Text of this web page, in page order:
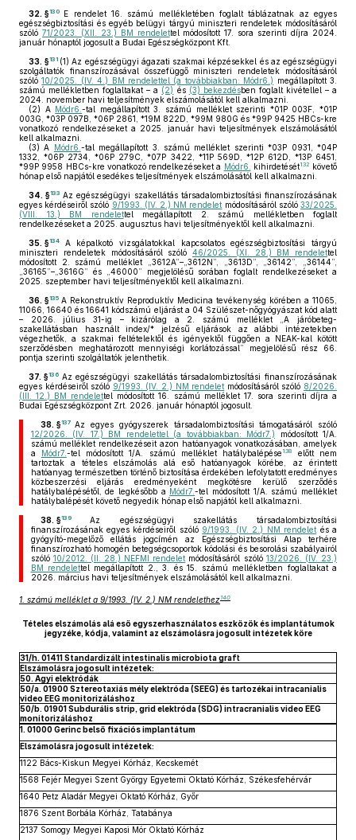
32. §130
E rendelet 16. számú mellékletében foglalt táblázatnak az egyes
egészségbiztosítási és egyéb belügyi tárgyú miniszteri rendeletek módosításáról
szóló 71/2023. (XII. 23.) BM rendelettel módosított 17. sora szerinti díjra 2024.
január hónaptól jogosult a Budai Egészségközpont Kft.
33. §131 (1) Az egészségügyi ágazati szakmai képzésekkel és az egészségügyi
szolgáltatók finanszírozásával összefüggő miniszteri rendeletek módosításáról
szóló10/2025. (IV. 4.) BM rendelettel (a továbbiakban: Módr6.) megállapított 3.
számú mellékletben foglaltakat – a (2) és (3) bekezdésben foglalt kivétellel – a
2024. november havi teljesítmények elszámolásától kell alkalmazni.
(2) A Módr6.-tal megállapított 3. számú melléklet szerinti *01P 003F, *01P
003G, *03P 097B, *06P 2861, *19M 822D, *99M 980G és *99P 9425 HBCs-kre
vonatkozó rendelkezéseket a 2025. január havi teljesítmények elszámolásától
kell alkalmazni.
(3) A Módr6. -tal megállapított 3. számú melléklet szerinti *03P 0931, *04P
1332, *06P 2734, *06P 279C, *07P 3422, *11P 569D, *12P 612D, *13P 6451,
*99P 9958 HBCs-kre vonatkozó rendelkezéseket a Módr6. kihirdetését132 követő
hónap első napjától esedékes teljesítmények elszámolásától kell alkalmazni.
34. §133 Az egészségügyi szakellátás társadalombiztosítási finanszírozásának
egyes kérdéseiről szóló 9/1993. (IV. 2.) NM rendelet módosításáról szóló33/2025.
(VIII. 13.) BM rendelettel megállapított 2. számú mellékletben foglalt
rendelkezéseket a 2025. augusztus havi teljesítményektől kell alkalmazni.
35. §134
A képalkotó vizsgálatokkal kapcsolatos egészségbiztosítási tárgyú
miniszteri rendeletek módosításáról szóló 46/2025. (XI. 28.) BM rendelettel
módosított 2. számú melléklet „3612A”–„3612N”, „3613D”, „36142”, „36144”,
„36165”–„3616G” és „46000” megjelölésű sorában foglalt rendelkezéseket a
2025. szeptember havi teljesítményektől kell alkalmazni.
36. §135 A Rekonstruktív Reproduktív Medicina tevékenység körében a 11065,
11066, 16640 és 16641 kódszámú eljárást a 04 Szülészet-nőgyógyászat kód alatt
– 2026. július 31-ig – kizárólag a 2. számú melléklet „A járóbeteg-
szakellátásban használt index/* jelzésű eljárások az alábbi intézetekben
végezhetők, a szakmai feltételektől és igényektől függően a NEAK-kal kötött
szerződésben meghatározott mennyiségi korlátozással” megjelölésű rész 66.
pontja szerinti szolgáltatók jelenthetik.
37. §136 Az egészségügyi szakellátás társadalombiztosítási finanszírozásának
egyes kérdéseiről szóló 9/1993. (IV. 2.) NM rendelet módosításáról szóló 8/2026.
(III. 12.) BM rendelettel módosított 16. számú melléklet 17. sora szerinti díjra a
Budai Egészségközpont Zrt. 2026. január hónaptól jogosult.
38. §137
Az egyes gyógyszerek társadalombiztosítási támogatásáról szóló
12/2026. (IV. 17.) BM rendelettel (a továbbiakban: Módr7.) módosított 1/A.
számú melléklet rendelkezéseit azon hatóanyagok vonatkozásában, amelyek
a Módr7. -tel módosított 1/A. számú melléklet hatálybalépése 138
előtt nem
tartoztak a tételes elszámolás alá eső hatóanyagok körébe, az érintett
hatóanyag természetben történő biztosítása érdekében lefolytatott eredményes
közbeszerzési eljárás eredményeként megkötésre kerülő szerződés
hatálybalépésétől, de legkésőbb a Módr7.-tel módosított 1/A. számú melléklet
hatálybalépését követő negyedik hónap első napjától kell alkalmazni.
38. §139
Az egészségügyi szakellátás társadalombiztosítási
finanszírozásának egyes kérdéseiről szóló 9/1993. (IV. 2.) NM rendelet és a
gyógyító-megelőző ellátás jogcímén az Egészségbiztosítási Alap terhére
finanszírozható homogén betegségcsoportok kódolási és besorolási szabályairól
szóló 10/2012. (II. 28.) NEFMI rendelet módosításáról szóló 13/2026. (IV. 23.)
BM rendelettel megállapított 2., 3. és 15. számú mellékletben foglaltakat a
2026. március havi teljesítmények elszámolásától kell alkalmazni.
1. számú melléklet a 9/1993. (IV. 2.) NM rendelethez140
Tételes elszámolás alá eső egyszerhasználatos eszközök és implantátumok
jegyzéke, kódja, valamint az elszámolásra jogosult intézetek köre
31/h. 01411 Standardizált intestinalis microbiota graft
Elszámolásra jogosult intézetek:
50. Agyi elektródák
50/a. 01900 Sztereotaxiás mély elektróda (SEEG) és tartozékai intracanialis
video EEG monitorizáláshoz
50/b. 01901 Subdurális strip, grid elektróda (SDG) intracranialis video EEG
monitorizáláshoz
1. 01000 Gerinc belső fixációs implantátum
Elszámolásra jogosult intézetek:
1122 Bács-Kiskun Megyei Kórház, Kecskemét
1568 Fejér Megyei Szent György Egyetemi Oktató Kórház, Székesfehérvár
1640 Petz Aladár Megyei Oktató Kórház, Győr
1876 Szent Borbála Kórház, Tatabánya
2137 Somogy Megyei Kaposi Mór Oktató Kórház